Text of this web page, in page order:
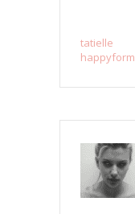
tatielle
happyform